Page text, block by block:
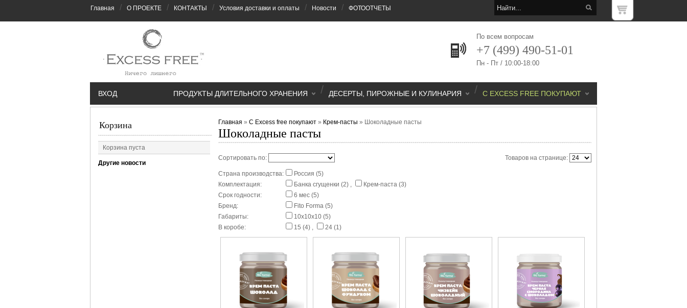
Главная / О ПРОЕКТЕ / КОНТАКТЫ / Условия доставки и оплаты / Новости / ФОТООТЧЕТЫ
По всем вопросам
+7 (499) 490-51-01
Пн - Пт / 10:00-18:00
С EXCESS FREE ПОКУПАЮТ
/
ДЕСЕРТЫ, ПИРОЖНЫЕ И КУЛИНАРИЯ
/
ПРОДУКТЫ ДЛИТЕЛЬНОГО ХРАНЕНИЯ
ВХОД
Корзина
Корзина пуста
Другие новости
Главная » С Excess free покупают » Крем-пасты » Шоколадные пасты
Шоколадные пасты
Сортировать по: Товаров на странице:
Страна производства:
Россия (5)
Комплектация:
Банка сгущенки (2) ,
Крем-паста (3)
Срок годности:
6 мес (5)
Бренд:
Fito Forma (5)
Габариты:
10x10x10 (5)
В коробе:
15 (4) , 24 (1)